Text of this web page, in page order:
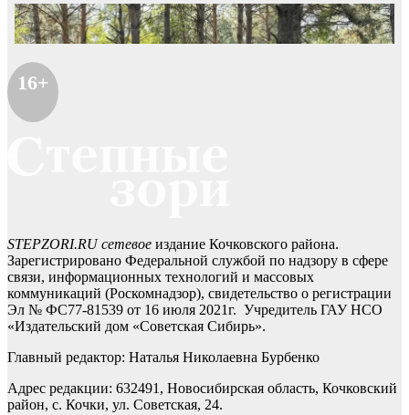
16+
STEPZORI.RU сетевое издание Кочковского района.
Зарегистрировано Федеральной службой по надзору в сфере
связи, информационных технологий и массовых
коммуникаций (Роскомнадзор), свидетельство о регистрации
Эл № ФС77-81539 от 16 июля 2021г. Учредитель ГАУ НСО
«Издательский дом «Советская Сибирь».
Главный редактор: Наталья Николаевна Бурбенко
Адрес редакции: 632491, Новосибирская область, Кочковский
район, с. Кочки, ул. Советская, 24.